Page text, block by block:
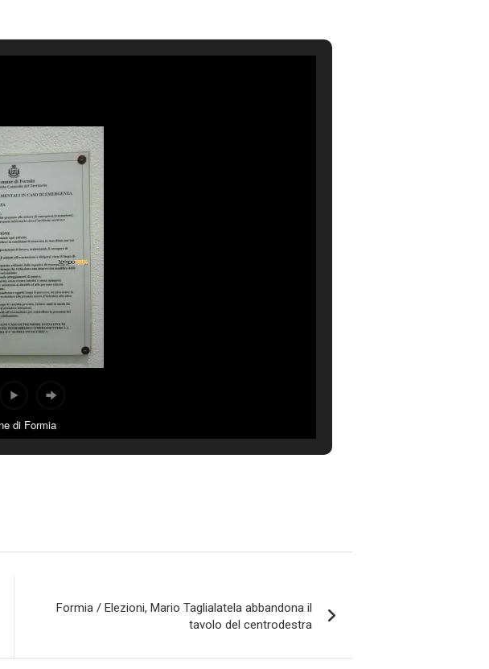
di Formia
Formia / Elezioni, Mario Taglialatela abbandona il
tavolo del centrodestra